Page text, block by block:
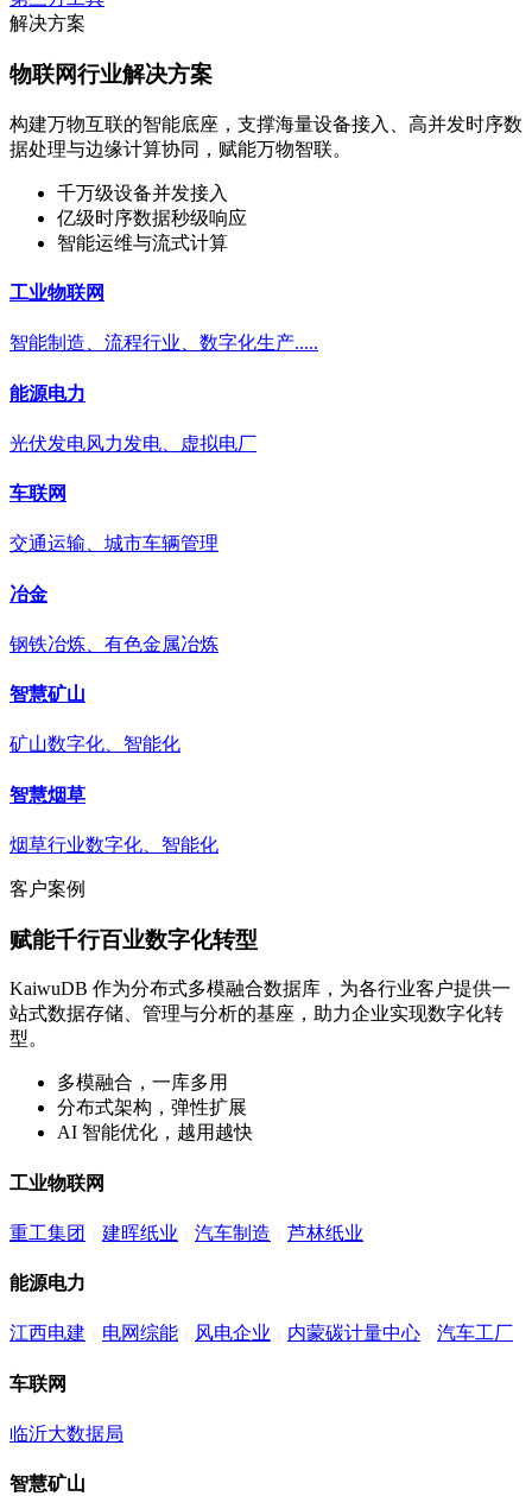
解决方案
物联网行业解决方案
构建万物互联的智能底座，支撑海量设备接入、高并发时序数
据处理与边缘计算协同，赋能万物智联。
千万级设备并发接入
亿级时序数据秒级响应
智能运维与流式计算
工业物联网
智能制造、流程行业、数字化生产.....
能源电力
光伏发电风力发电、虚拟电厂
车联网
交通运输、城市车辆管理
冶金
钢铁冶炼、有色金属冶炼
智慧矿山
矿山数字化、智能化
智慧烟草
烟草行业数字化、智能化
客户案例
赋能千行百业数字化转型
KaiwuDB 作为分布式多模融合数据库，为各行业客户提供一
站式数据存储、管理与分析的基座，助力企业实现数字化转
型。
多模融合，一库多用
分布式架构，弹性扩展
AI 智能优化，越用越快
工业物联网
重工集团 建晖纸业 汽车制造 芦林纸业
能源电力
江西电建 电网综能 风电企业 内蒙碳计量中心 汽车工厂
车联网
临沂大数据局
智慧矿山